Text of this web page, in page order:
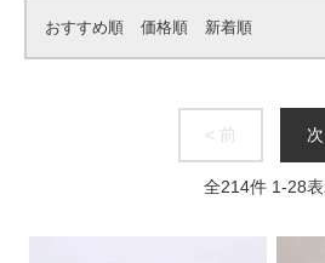
おすすめ順 価格順 新着順
< 前
全214件 1-28